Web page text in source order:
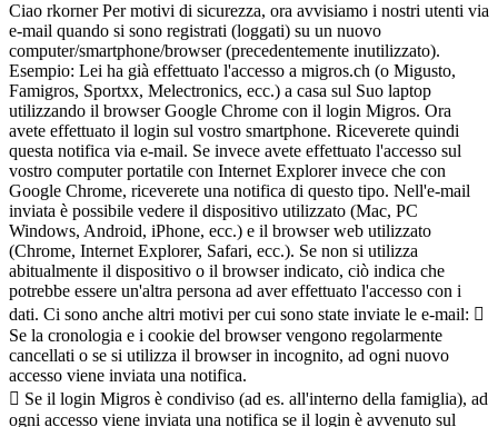
Ciao rkorner Per motivi di sicurezza, ora avvisiamo i nostri utenti via
e-mail quando si sono registrati (loggati) su un nuovo
computer/smartphone/browser (precedentemente inutilizzato).
Esempio: Lei ha già effettuato l'accesso a migros.ch (o Migusto,
Famigros, Sportxx, Melectronics, ecc.) a casa sul Suo laptop
utilizzando il browser Google Chrome con il login Migros. Ora
avete effettuato il login sul vostro smartphone. Riceverete quindi
questa notifica via e-mail. Se invece avete effettuato l'accesso sul
vostro computer portatile con Internet Explorer invece che con
Google Chrome, riceverete una notifica di questo tipo. Nell'e-mail
inviata è possibile vedere il dispositivo utilizzato (Mac, PC
Windows, Android, iPhone, ecc.) e il browser web utilizzato
(Chrome, Internet Explorer, Safari, ecc.). Se non si utilizza
abitualmente il dispositivo o il browser indicato, ciò indica che
potrebbe essere un'altra persona ad aver effettuato l'accesso con i
dati. Ci sono anche altri motivi per cui sono state inviate le e-mail: 
Se la cronologia e i cookie del browser vengono regolarmente
cancellati o se si utilizza il browser in incognito, ad ogni nuovo
accesso viene inviata una notifica.
 Se il login Migros è condiviso (ad es. all'interno della famiglia), ad
ogni accesso viene inviata una notifica se il login è avvenuto sul